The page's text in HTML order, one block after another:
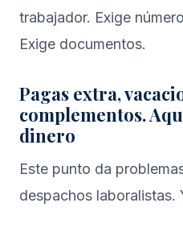
trabajador. Exige
Exige documentos.
Pagas extra,
complementos.
dinero
Este punto da
despachos laboralistas.